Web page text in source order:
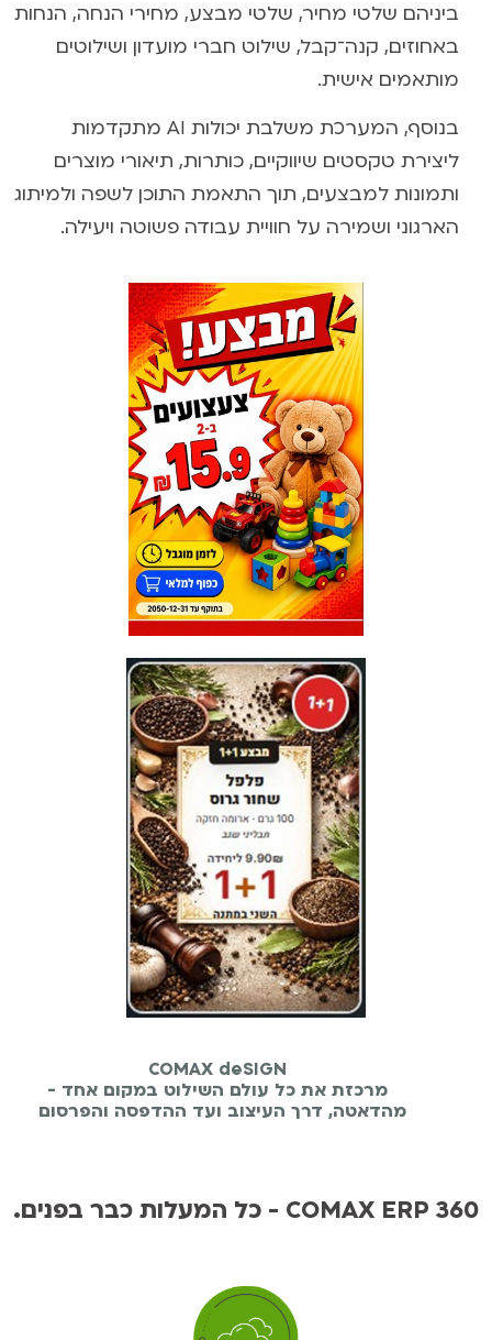
ביניהם שלטי מחיר, שלטי מבצע, מחירי הנחה, הנחות
באחוזים, קנה־קבל, שילוט חברי מועדון ושילוטים
מותאמים אישית.
בנוסף, המערכת משלבת יכולות AI מתקדמות
ליצירת טקסטים שיווקיים, כותרות, תיאורי מוצרים
ותמונות למבצעים, תוך התאמת התוכן לשפה ולמיתוג
הארגוני ושמירה על חוויית עבודה פשוטה ויעילה.
COMAX deSIGN
מרכזת את כל עולם השילוט במקום אחד -
מהדאטה, דרך העיצוב ועד ההדפסה והפרסום
.כל המעלות כבר בפנים - COMAX ERP 360